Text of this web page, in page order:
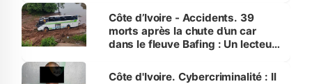
Côte d’Ivoire - Accidents. 39
morts après la chute d’un car
dans le fleuve Bafing : Un lecteur
des Transports
Côte d'Ivoire. Cybercriminalité : Il